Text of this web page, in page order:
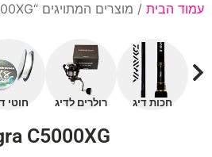
עמוד הבית / מוצרים המתויגים “Ultegra C5000XG”
חכות דיג רולרים לדיג חוטי
C5000XG